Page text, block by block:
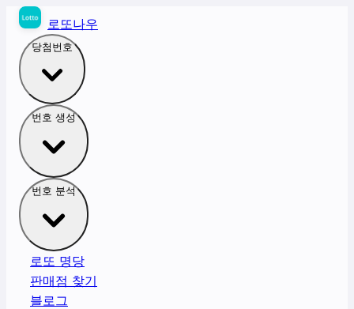
로또나우
당첨번호
번호 생성
번호 분석
로또 명당
판매점 찾기
블로그